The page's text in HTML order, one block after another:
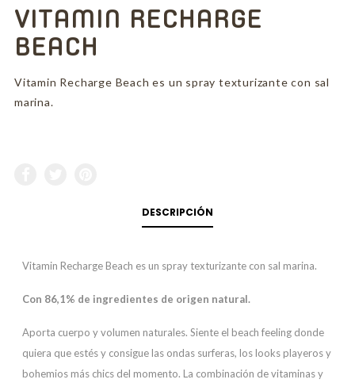
VITAMIN RECHARGE
BEACH
Vitamin Recharge Beach es un spray texturizante con sal
marina.
DESCRIPCIÓN
Vitamin Recharge Beach es un spray texturizante con sal marina.
Con 86,1% de ingredientes de origen natural.
Aporta cuerpo y volumen naturales. Siente el beach feeling donde
quiera que estés y consigue las ondas surferas, los looks playeros y
bohemios más chics del momento. La combinación de vitaminas y